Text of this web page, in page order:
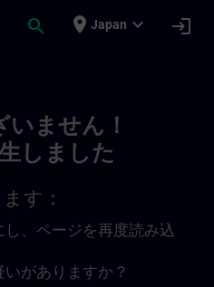
search place Japan expand_more login
いません！
しました
す：
し、ページを再度読み込
がありますか？